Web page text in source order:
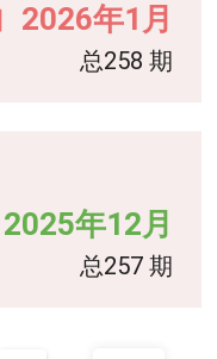
2026年1月
总258 期
2025年12月
总257 期